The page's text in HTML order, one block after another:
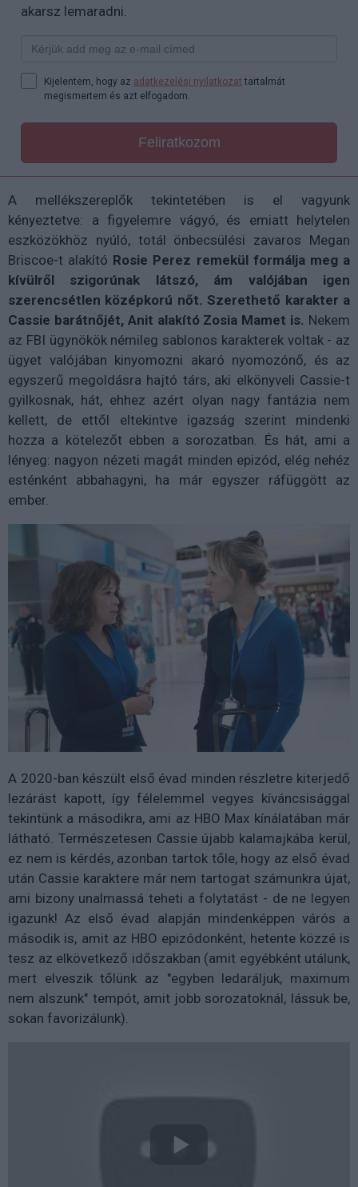
akarsz lemaradni.
Kijelentem, hogy az adatkezelési nyilatkozat tartalmát
megismertem és azt elfogadom.
Feliratkozom
A mellékszereplők tekintetében is el vagyunk
kényeztetve: a figyelemre vágyó, és emiatt helytelen
eszközökhöz nyúló, totál önbecsülési zavaros Megan
Briscoe-t alakító Rosie Perez remekül formálja meg a
kívülről szigorúnak látszó, ám valójában igen
szerencsétlen középkorú nőt. Szerethető karakter a
Cassie barátnőjét, Anit alakító Zosia Mamet is. Nekem
az FBI ügynökök némileg sablonos karakterek voltak - az
ügyet valójában kinyomozni akaró nyomozónő, és az
egyszerű megoldásra hajtó társ, aki elkönyveli Cassie-t
gyilkosnak, hát, ehhez azért olyan nagy fantázia nem
kellett, de ettől eltekintve igazság szerint mindenki
hozza a kötelezőt ebben a sorozatban. És hát, ami a
lényeg: nagyon nézeti magát minden epizód, elég nehéz
esténként abbahagyni, ha már egyszer ráfüggött az
ember.
A 2020-ban készült első évad minden részletre kiterjedő
lezárást kapott, így félelemmel vegyes kíváncsisággal
tekintünk a másodikra, ami az HBO Max kínálatában már
látható. Természetesen Cassie újabb kalamajkába kerül,
ez nem is kérdés, azonban tartok tőle, hogy az első évad
után Cassie karaktere már nem tartogat számunkra újat,
ami bizony unalmassá teheti a folytatást - de ne legyen
igazunk! Az első évad alapján mindenképpen várós a
második is, amit az HBO epizódonként, hetente közzé is
tesz az elkövetkező időszakban (amit egyébként utálunk,
mert elveszik tőlünk az "egyben ledaráljuk, maximum
nem alszunk" tempót, amit jobb sorozatoknál, lássuk be,
sokan favorizálunk).